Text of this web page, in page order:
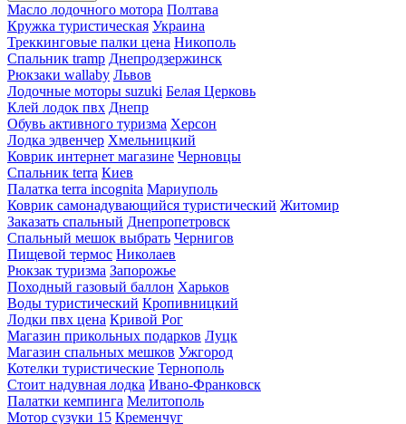
Масло лодочного мотора Полтава
Кружка туристическая Украина
Треккинговые палки цена Никополь
Спальник tramp Днепродзержинск
Рюкзаки wallaby Львов
Лодочные моторы suzuki Белая Церковь
Клей лодок пвх Днепр
Обувь активного туризма Херсон
Лодка эдвенчер Хмельницкий
Коврик интернет магазине Черновцы
Спальник terra Киев
Палатка terra incognita Мариуполь
Коврик самонадувающийся туристический Житомир
Заказать спальный Днепропетровск
Спальный мешок выбрать Чернигов
Пищевой термос Николаев
Рюкзак туризма Запорожье
Походный газовый баллон Харьков
Воды туристический Кропивницкий
Лодки пвх цена Кривой Рог
Магазин прикольных подарков Луцк
Магазин спальных мешков Ужгород
Котелки туристические Тернополь
Стоит надувная лодка Ивано-Франковск
Палатки кемпинга Мелитополь
Мотор сузуки 15 Кременчуг